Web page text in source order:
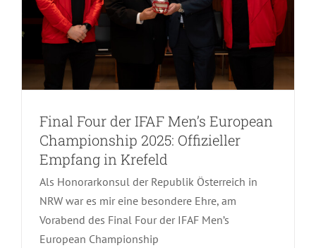
Final Four der IFAF Men’s European
Championship 2025: Offizieller
Empfang in Krefeld
Als Honorarkonsul der Republik Österreich in
NRW war es mir eine besondere Ehre, am
Vorabend des Final Four der IFAF Men’s
European Championship
Empfang zum Österreichischen
Nationalfeiertag am 26.10.2025 im
Schloss Jägerhof – Goethe Museum